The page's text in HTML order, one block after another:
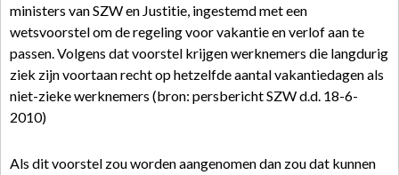
ministers van SZW en Justitie, ingestemd met een
wetsvoorstel om de regeling voor vakantie en verlof aan te
passen. Volgens dat voorstel krijgen werknemers die langdurig
ziek zijn voortaan recht op hetzelfde aantal vakantiedagen als
niet-zieke werknemers (bron: persbericht SZW d.d. 18-6-
2010)
Als dit voorstel zou worden aangenomen dan zou dat kunnen